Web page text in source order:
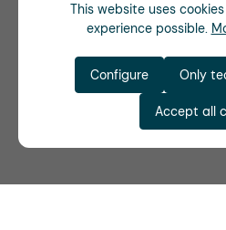
This website uses
experience possible.
Only
Configure
Accept all